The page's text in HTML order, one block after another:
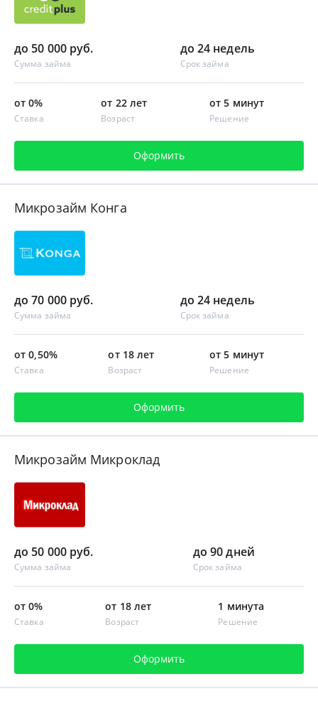
до 50 000 руб.
Сумма займа
до 24 недель
Срок займа
от 0%
Ставка
от 22 лет
Возраст
от 5 минут
Решение
Оформить
Микрозайм Конга
до 70 000 руб.
Сумма займа
до 24 недель
Срок займа
от 0,50%
Ставка
от 18 лет
Возраст
от 5 минут
Решение
Оформить
Микрозайм Микроклад
до 50 000 руб.
Сумма займа
до 90 дней
Срок займа
от 0%
Ставка
от 18 лет
Возраст
1 минута
Решение
Оформить